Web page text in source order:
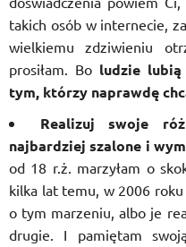
takich osób w internecie,
wielkiemu zdziwieniu
prosiłam. Bo ludzie lubią
tym, którzy naprawdę
Realizuj swoje
najbardziej szalone i
od 18 r.ż. marzyłam o
kilka lat temu, w 2006 roku
o tym marzeniu, albo je
drugie. I pamiętam